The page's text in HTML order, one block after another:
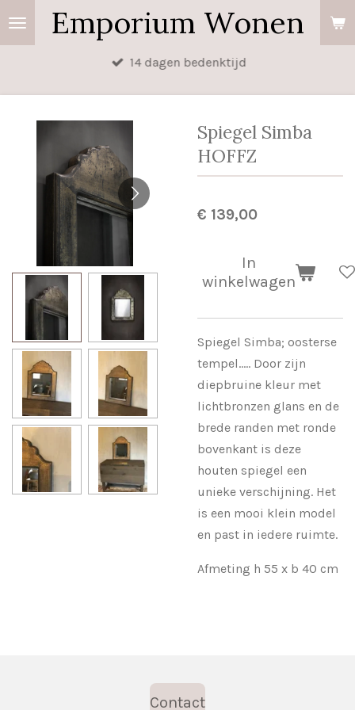
Ga
Emporium Wonen
14 dagen bedenktijd
Spiegel Simba
HOFFZ
€ 139,00
In
winkelwagen
Spiegel Simba; oosterse
tempel..... Door zijn
diepbruine kleur met
lichtbronzen glans en de
brede randen met ronde
bovenkant is deze
houten spiegel een
unieke verschijning. Het
is een mooi klein model
en past in iedere ruimte.
Afmeting h 55 x b 40 cm
Contact